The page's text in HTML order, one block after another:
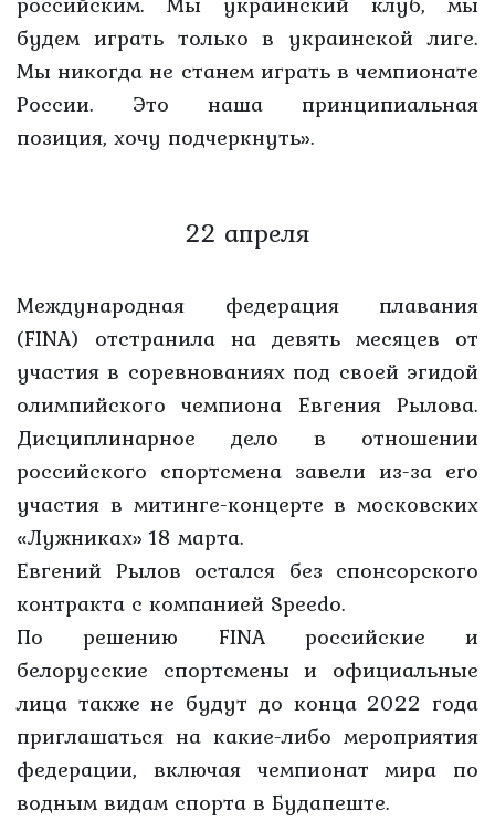
будем играть только в украинской лиге.
Мы никогда не станем играть в чемпионате
России. Это наша принципиальная
позиция, хочу подчеркнуть».
22 апреля
Международная федерация плавания
(FINA) отстранила на девять месяцев от
участия в соревнованиях под своей эгидой
олимпийского чемпиона Евгения Рылова.
Дисциплинарное дело в отношении
российского спортсмена завели из-за его
участия в митинге-концерте в московских
«Лужниках» 18 марта.
Евгений Рылов остался без спонсорского
контракта с компанией Speedo.
По решению FINA российские и
белорусские спортсмены и официальные
лица также не будут до конца 2022 года
приглашаться на какие-либо мероприятия
федерации, включая чемпионат мира по
водным видам спорта в Будапеште.